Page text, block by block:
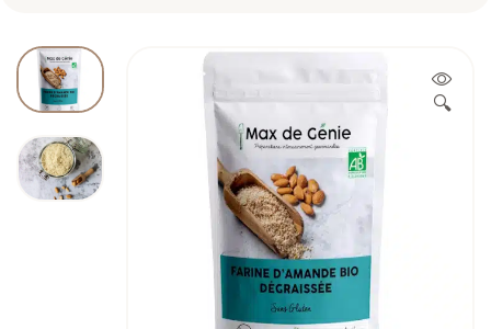
🔍